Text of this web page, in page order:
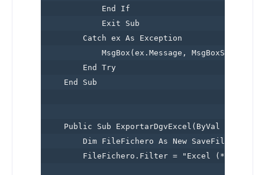
            End If
            Exit Sub
        Catch ex As Exception
MsgBox(ex.Message,
        End Try
    End Sub
Public Sub ExportarDgvExcel(ByVal Dgv As
Dim FileFichero As New
FileFichero.Filter = "Excel